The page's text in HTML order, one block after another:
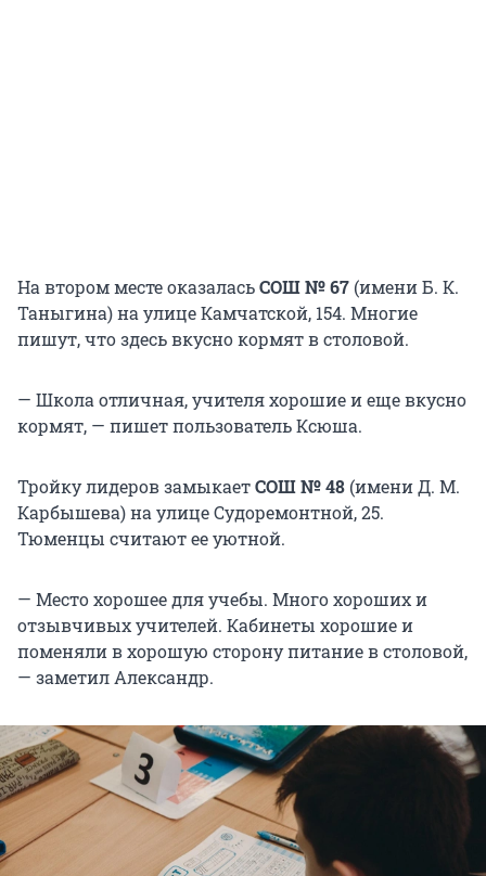
На втором месте оказаласьСОШ № 67 (имени Б. К.
Таныгина) на улице Камчатской, 154. Многие
пишут, что здесь вкусно кормят в столовой.
— Школа отличная, учителя хорошие и еще вкусно
кормят, — пишет пользователь Ксюша.
Тройку лидеров замыкаетСОШ № 48 (имени Д. М.
Карбышева) на улице Судоремонтной, 25.
Тюменцы считают ее уютной.
— Место хорошее для учебы. Много хороших и
отзывчивых учителей. Кабинеты хорошие и
поменяли в хорошую сторону питание в столовой,
— заметил Александр.